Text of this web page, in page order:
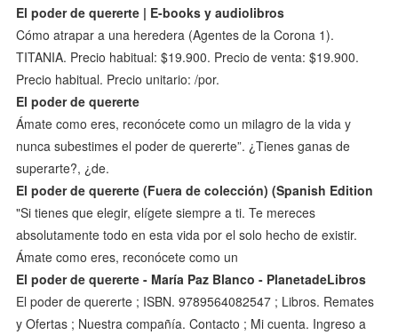
El poder de quererte | E-books y audiolibros
Cómo atrapar a una heredera (Agentes de la Corona 1).
TITANIA. Precio habitual: $19.900. Precio de venta: $19.900.
Precio habitual. Precio unitario: /por.
El poder de quererte
Ámate como eres, reconócete como un milagro de la vida y
nunca subestimes el poder de quererte”. ¿Tienes ganas de
superarte?, ¿de.
El poder de quererte (Fuera de colección) (Spanish Edition
"Si tienes que elegir, elígete siempre a ti. Te mereces
absolutamente todo en esta vida por el solo hecho de existir.
Ámate como eres, reconócete como un
El poder de quererte - María Paz Blanco - PlanetadeLibros
El poder de quererte ; ISBN. 9789564082547 ; Libros. Remates
y Ofertas ; Nuestra compañía. Contacto ; Mi cuenta. Ingreso a